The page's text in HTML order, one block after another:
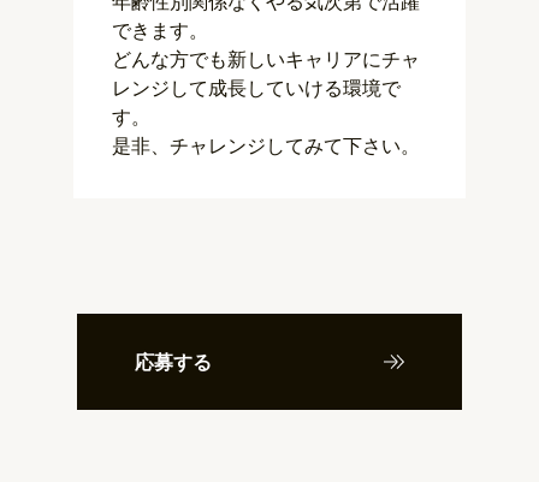
できます。
どんな方でも新しいキャリアにチャ
レンジして成長していける環境で
す。
是非、チャレンジしてみて下さい。
応募する